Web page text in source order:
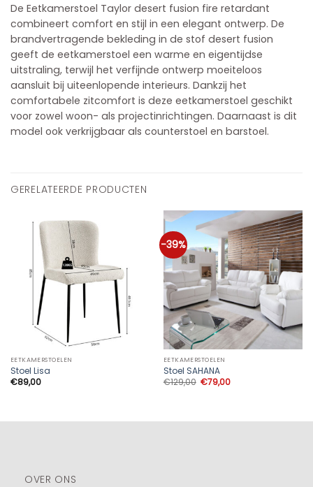
De Eetkamerstoel Taylor desert fusion fire retardant
combineert comfort en stijl in een elegant ontwerp. De
brandvertragende bekleding in de stof desert fusion
geeft de eetkamerstoel een warme en eigentijdse
uitstraling, terwijl het verfijnde ontwerp moeiteloos
aansluit bij uiteenlopende interieurs. Dankzij het
comfortabele zitcomfort is deze eetkamerstoel geschikt
voor zowel woon- als projectinrichtingen. Daarnaast is dit
model ook verkrijgbaar als counterstoel en barstoel.
GERELATEERDE PRODUCTEN
EETKAMERSTOELEN
Stoel Lisa
€89,00
-39%
EETKAMERSTOELEN
Stoel SAHANA
€129,00 Oorspronkelijke
prijs
€79,00Huidige
OVER ONS